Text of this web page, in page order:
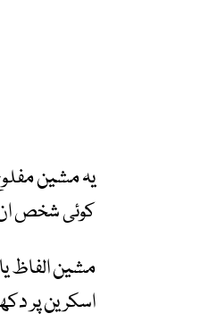
یہ مشین
کوئی شخص ان
مشین الفاظ
اسکرین پر